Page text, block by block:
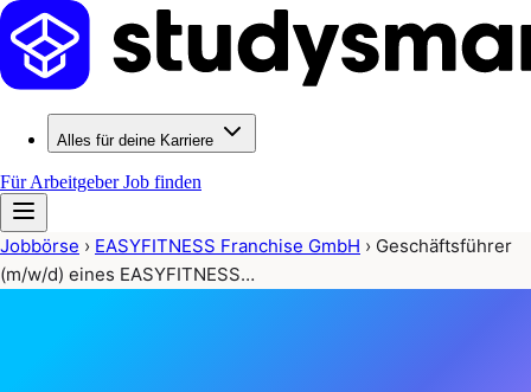
Alles für deine Karriere
Für ArbeitgeberJob finden
Jobbörse › EASYFITNESS Franchise GmbH › Geschäftsführer
(m/w/d) eines EASYFITNESS…